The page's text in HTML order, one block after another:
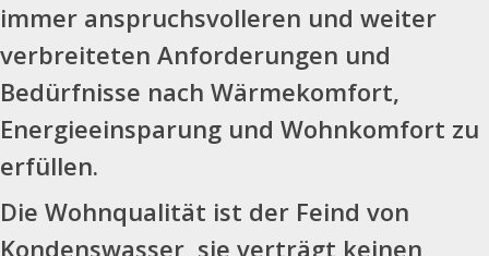
immer anspruchsvolleren und weiter
verbreiteten Anforderungen und
Bedürfnisse nach Wärmekomfort,
Energieeinsparung und Wohnkomfort zu
erfüllen.
Die Wohnqualität ist der Feind von
Kondenswasser, sie verträgt keinen